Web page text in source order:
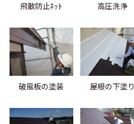
飛散防止ﾈｯﾄ 高圧洗浄
破風板の塗装 屋根の下塗り